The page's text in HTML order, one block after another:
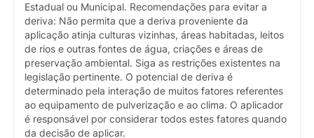
Estadual ou Municipal. Recomendações para evitar a
deriva: Não permita que a deriva proveniente da
aplicação atinja culturas vizinhas, áreas habitadas, leitos
de rios e outras fontes de água, criações e áreas de
preservação ambiental. Siga as restrições existentes na
legislação pertinente. O potencial de deriva é
determinado pela interação de muitos fatores referentes
ao equipamento de pulverização e ao clima. O aplicador
é responsável por considerar todos estes fatores quando
da decisão de aplicar.